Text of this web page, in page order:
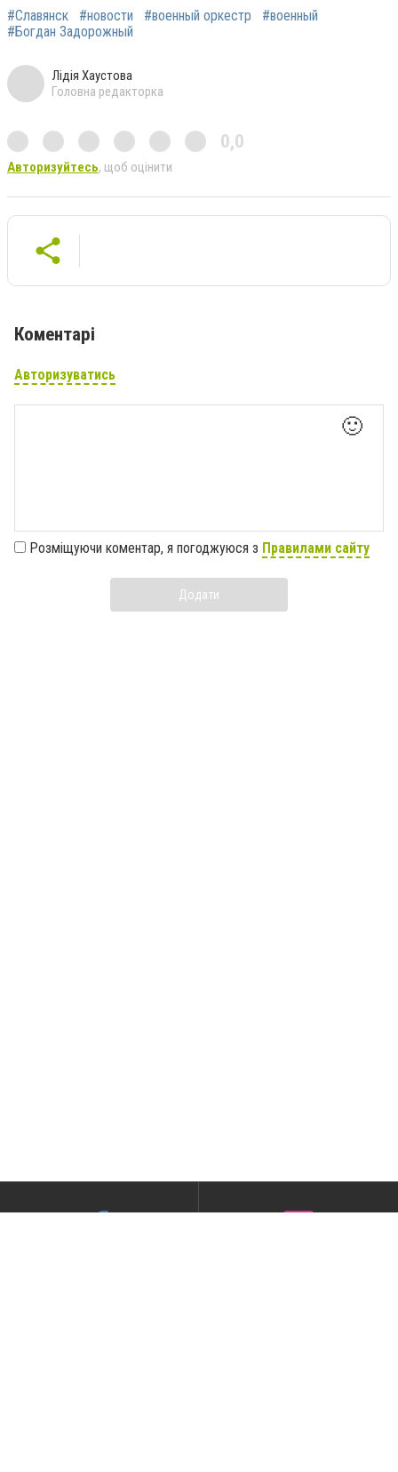
#Славянск #новости #военный оркестр
#военный
#Богдан Задорожный
Лідія Хаустова
Головна редакторка
0,0
Авторизуйтесь, щоб оцінити
Коментарі
Авторизуватись
🙂
Розміщуючи коментар, я погоджуюся з Правилами сайту
Додати